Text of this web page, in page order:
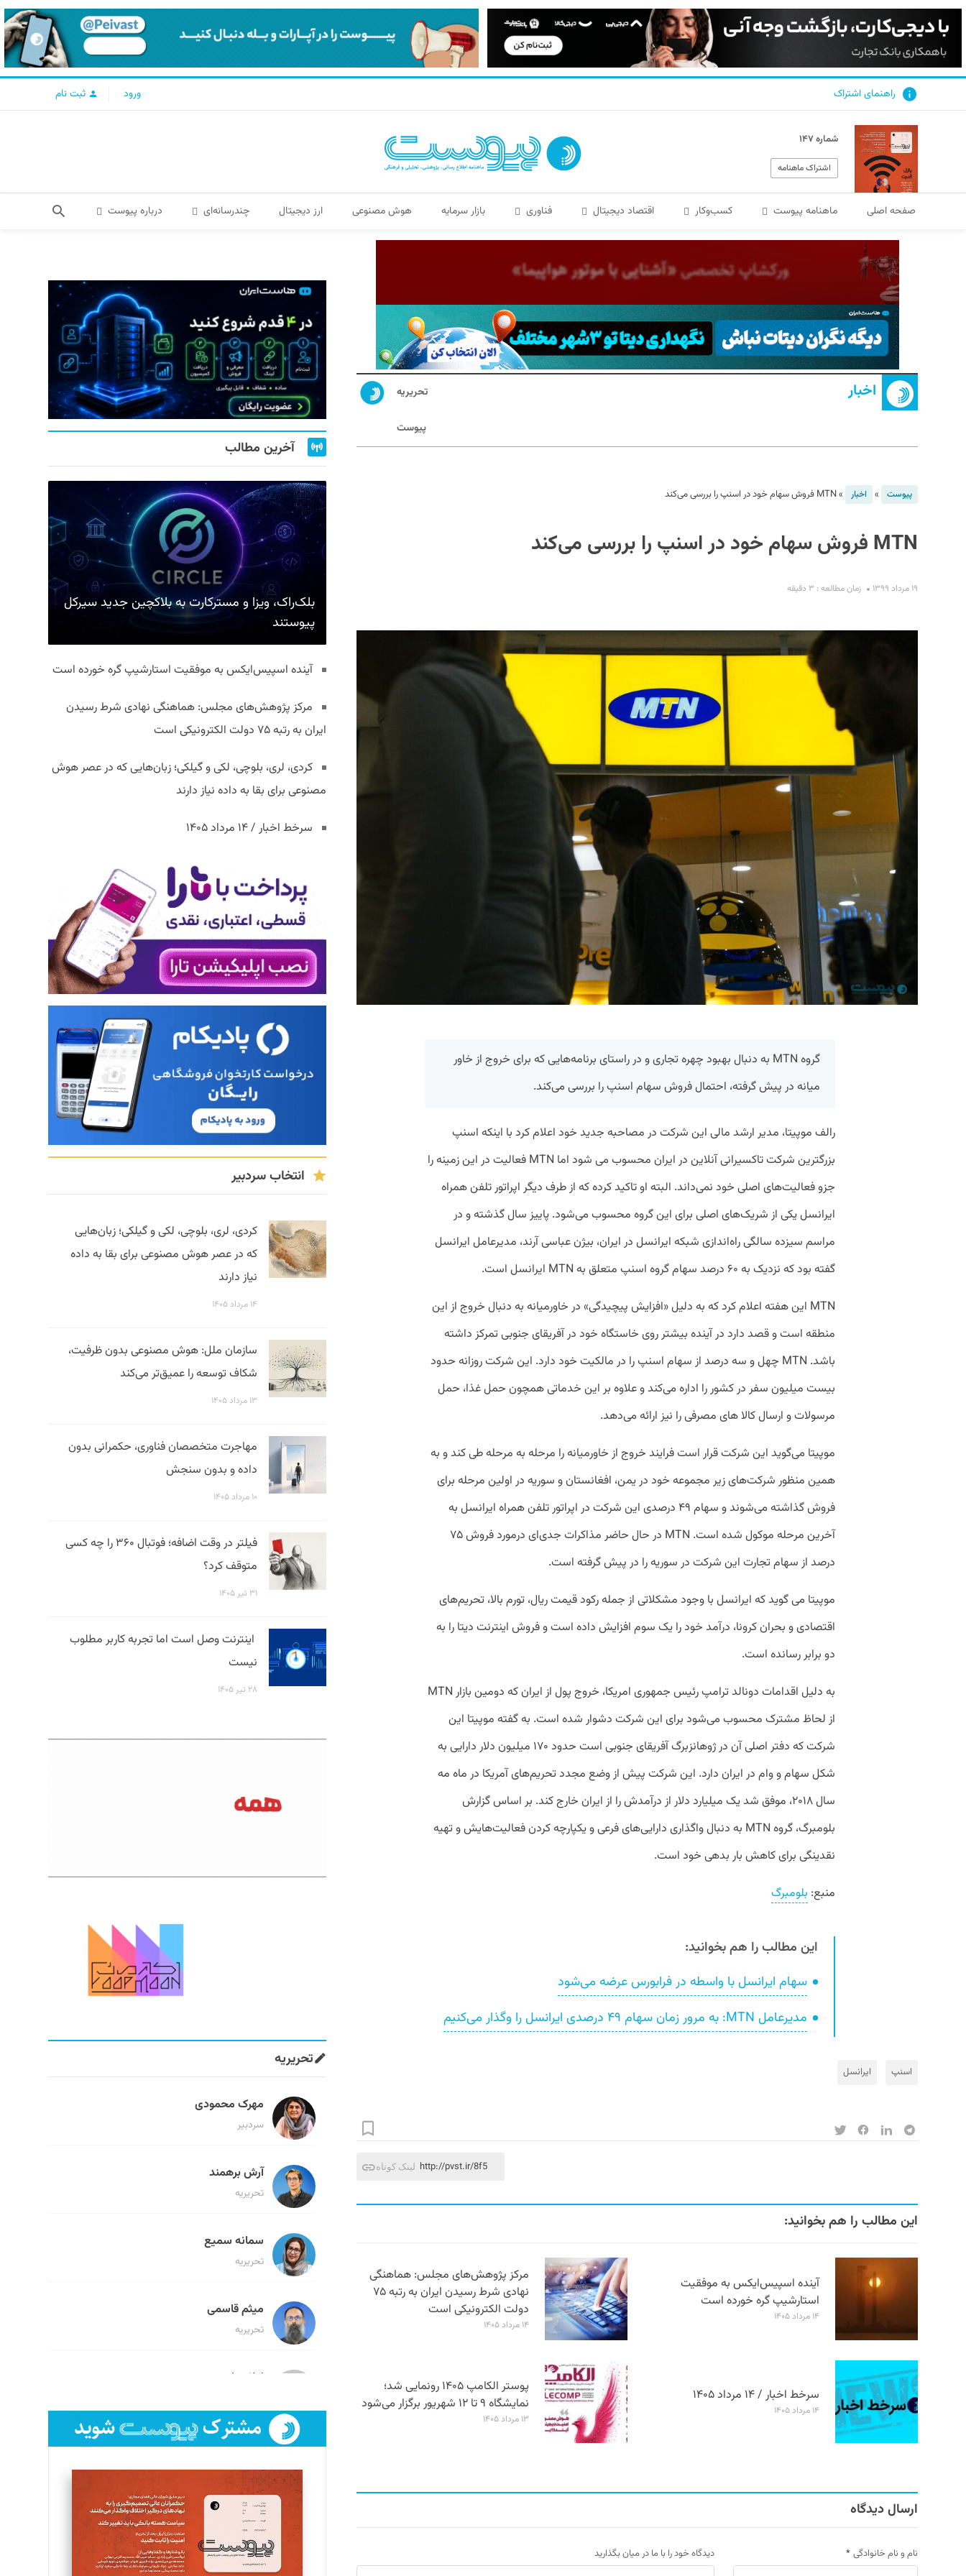
راهنمای اشتراک ورود ثبت نام
شماره ۱۴۷
اشتراک ماهنامه
صفحه اصلی ماهنامه پیوست کسب‌و‌کار اقتصاد دیجیتال فناوری بازار سرمایه هوش مصنوعی ارز دیجیتال چندرسانه‌ای درباره پیوست
اخبار تحریریه
پیوست
پیوست » اخبار »MTN فروش سهام خود در اسنپ را بررسی می‌کند
MTN فروش سهام خود در اسنپ را بررسی می‌کند
۱۹ مرداد ۱۳۹۹ زمان مطالعه : ۳ دقیقه
گروه MTN به دنبال بهبود چهره تجاری و در راستای برنامه‌هایی که برای خروج از خاور
میانه در پیش گرفته، احتمال فروش سهام اسنپ را بررسی می‌کند.
رالف موپیتا، مدیر ارشد مالی این شرکت در مصاحبه‌ جدید خود اعلام کرد با اینکه اسنپ
بزرگترین شرکت تاکسیرانی آنلاین در ایران محسوب می شود اما MTN فعالیت در این زمینه را
جزو فعالیت‌های اصلی خود نمی‌داند. البته او تاکید کرده که از طرف دیگر اپراتور تلفن همراه
ایرانسل یکی از شریک‌های اصلی برای این گروه محسوب می‌شود. پاییز سال گذشته و در
مراسم سیزده‌ سالگی راه‌اندازی شبکه ایرانسل در ایران، بیژن عباسی آرند، مدیرعامل ایرانسل
گفته بود که نزدیک به ۶۰ درصد سهام گروه اسنپ متعلق به MTN ایرانسل است.
MTN این هفته اعلام کرد که به دلیل «افزایش پیچیدگی» در خاورمیانه به دنبال خروج از این
منطقه است و قصد دارد در آینده بیشتر روی خاستگاه خود در آفریقای جنوبی تمرکز داشته
باشد. MTN چهل و سه درصد از سهام اسنپ را در مالکیت خود دارد. این شرکت روزانه حدود
بیست میلیون سفر در کشور را اداره می‌کند و علاوه بر این خدماتی همچون حمل غذا، حمل
مرسولات و ارسال کالا های مصرفی را نیز ارائه می‌دهد.
موپیتا می‌گوید این شرکت قرار است فرایند خروج از خاورمیانه را مرحله به مرحله طی کند و به
همین منظور شرکت‌های زیر مجموعه خود در یمن، افغانستان و سوریه در اولین مرحله برای
فروش گذاشته می‌شوند و سهام ۴۹ درصدی این شرکت در اپراتور تلفن همراه ایرانسل به
آخرین مرحله موکول شده است. MTN در حال حاضر مذاکرات جدی‌ای درمورد فروش ۷۵
درصد از سهام تجارت این شرکت در سوریه را در پیش گرفته است.
موپیتا می گوید که ایرانسل با وجود مشکلاتی از جمله رکود قیمت ریال، تورم بالا، تحریم‌های
اقتصادی و بحران کرونا، درآمد خود را یک سوم افزایش داده است و فروش اینترنت دیتا را به
دو برابر رسانده است.
به دلیل اقدامات دونالد ترامپ رئیس جمهوری امریکا، خروج پول از ایران که دومین بازار MTN
از لحاظ مشترک محسوب می‌شود برای این شرکت دشوار شده است. به گفته موپیتا این
شرکت که دفتر اصلی آن در ژوهانزبرگ آفریقای جنوبی است حدود ۱۷۰ میلیون دلار دارایی به
شکل سهام و وام در ایران دارد. این شرکت پیش از وضع مجدد تحریم‌های آمریکا در ماه مه
سال ۲۰۱۸، موفق شد یک میلیارد دلار از درآمدش را از ایران خارج کند. بر اساس گزارش
بلومبرگ، گروه MTN به دنبال واگذاری دارایی‌های فرعی و یکپارچه کردن فعالیت‌هایش و تهیه
نقدینگی برای کاهش بار بدهی خود است.
منبع: بلومبرگ
این مطالب را هم بخوانید:
سهام ایرانسل با واسطه در فرابورس عرضه می‌شود
مدیرعامل MTN: به مرور زمان سهام ۴۹ درصدی ایرانسل را وگذار می‌کنیم
اسنپ ایرانسل
لینک کوتاه http://pvst.ir/8f5
این مطالب را هم بخوانید:
آینده اسپیس‌ایکس به موفقیت
استارشیپ گره خورده است
۱۴ مرداد ۱۴۰۵
مرکز پژوهش‌های مجلس: هماهنگی
نهادی شرط رسیدن ایران به رتبه ۷۵
دولت الکترونیکی است
۱۴ مرداد ۱۴۰۵
سرخط اخبار / ۱۴ مرداد ۱۴۰۵
۱۴ مرداد ۱۴۰۵
پوستر الکامپ ۱۴۰۵ رونمایی شد؛
نمایشگاه ۹ تا ۱۲ شهریور برگزار می‌شود
۱۳ مرداد ۱۴۰۵
ارسال دیدگاه
نام و نام خانوادگی * دیدگاه خود را با ما در میان بگذارید
آخرین مطالب
بلک‌راک، ویزا و مسترکارت به بلاکچین جدید سیرکل
پیوستند
آینده اسپیس‌ایکس به موفقیت استارشیپ گره خورده است
مرکز پژوهش‌های مجلس: هماهنگی نهادی شرط رسیدن
ایران به رتبه ۷۵ دولت الکترونیکی است
کردی، لری، بلوچی، لکی و گیلکی؛ زبان‌هایی که در عصر هوش
مصنوعی برای بقا به داده نیاز دارند
سرخط اخبار / ۱۴ مرداد ۱۴۰۵
انتخاب سردبیر
کردی، لری، بلوچی، لکی و گیلکی؛ زبان‌هایی
که در عصر هوش مصنوعی برای بقا به داده
نیاز دارند
۱۴ مرداد ۱۴۰۵
سازمان ملل: هوش مصنوعی بدون ظرفیت،
شکاف توسعه را عمیق‌تر می‌کند
۱۳ مرداد ۱۴۰۵
مهاجرت متخصصان فناوری، حکمرانی بدون
داده و بدون سنجش
۱۰ مرداد ۱۴۰۵
فیلتر در وقت اضافه؛ فوتبال ۳۶۰ را چه کسی
متوقف کرد؟
۳۱ تیر ۱۴۰۵
اینترنت وصل است اما تجربه کاربر مطلوب
نیست
۲۸ تیر ۱۴۰۵
تحریریه
مهرک محمودی
سردبیر
آرش برهمند
تحریریه
سمانه سمیع
تحریریه
میثم قاسمی
تحریریه
لیلا حنارود
فائزه فتحی رستمی
تحریریه
سروش کرمیان
تحریریه